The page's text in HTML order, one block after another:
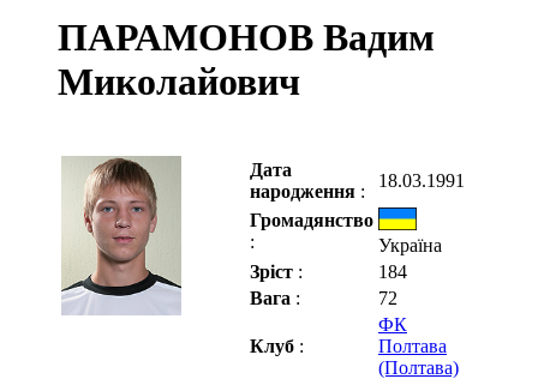
ПАРАМОНОВ Вадим
Миколайович
Дата
народження :
18.03.1991
Громадянство
:
Україна
Зріст :
184
Вага : 72
Клуб :
ФК
Полтава
(Полтава)